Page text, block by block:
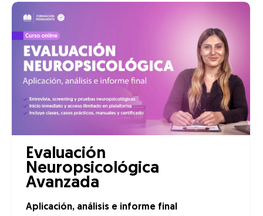
Evaluación
Neuropsicológica
Avanzada
Aplicación, análisis e informe final